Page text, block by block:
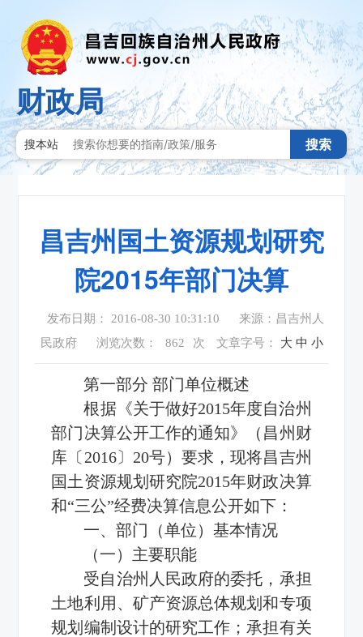
财政局
搜本站 搜索
昌吉州国土资源规划研究
院2015年部门决算
发布日期： 2016-08-30 10:31:10
来源：昌吉州人
民政府
浏览次数： 862 次 文章字号： 大 中 小
第一部分 部门单位概述
根据《关于做好2015年度自治州
部门决算公开工作的通知》（昌州财
库〔2016〕20号）要求，现将昌吉州
国土资源规划研究院2015年财政决算
和“三公”经费决算信息公开如下：
一、部门（单位）基本情况
（一）主要职能
受自治州人民政府的委托，承担
土地利用、矿产资源总体规划和专项
规划编制设计的研究工作；承担有关